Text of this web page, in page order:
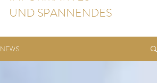
UND SPANNENDES
NEWS